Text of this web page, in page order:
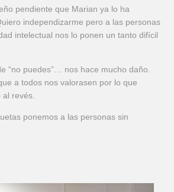
pendiente que Marian ya lo ha
independizarme pero a las personas
intelectual nos lo ponen un tanto difícil
“no puedes”… nos hace mucho daño.
a todos nos valorasen por lo que
revés.
ponemos a las personas sin